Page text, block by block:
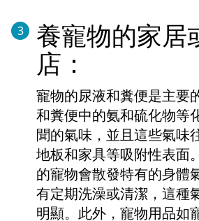
3
養寵物的家居
店：
寵物的尿液和糞便是主要
和糞便中的氨和硫化物等
聞的氣味，並且這些氣味
地板和家具等吸附性表面
的寵物會散發特有的身體
有定期洗澡或清潔，這種
明顯。此外，寵物用品如